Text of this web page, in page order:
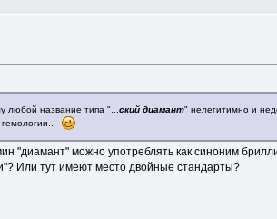
любой название типа "...ский диамант" нелегитимно и
гемологии..
"диамант" можно употреблять как синоним
Или тут имеют место двойные стандарты?